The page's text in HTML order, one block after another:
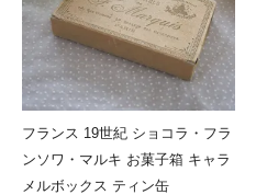
フランス 19世紀 ショコラ・フラ
ンソワ・マルキ お菓子箱 キャラ
メルボックス ティン缶